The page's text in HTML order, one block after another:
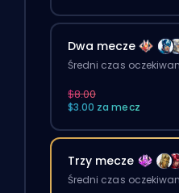
Dwa mecze
Średni czas
$8.00
$3.00 za mecz
Trzy mecze
Średni czas